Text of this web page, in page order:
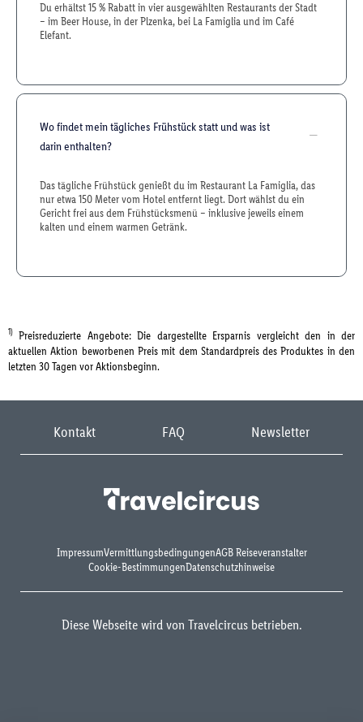
Du erhältst 15 % Rabatt in vier ausgewählten Restaurants der Stadt
– im Beer House, in der Plzenka, bei La Famiglia und im Café
Elefant.
Wo findet mein tägliches Frühstück statt und was ist
darin enthalten?
Das tägliche Frühstück genießt du im Restaurant La Famiglia, das
nur etwa 150 Meter vom Hotel entfernt liegt. Dort wählst du ein
Gericht frei aus dem Frühstücksmenü – inklusive jeweils einem
kalten und einem warmen Getränk.
1) Preisreduzierte Angebote: Die dargestellte Ersparnis vergleicht den in der
aktuellen Aktion beworbenen Preis mit dem Standardpreis des Produktes in den
letzten 30 Tagen vor Aktionsbeginn.
Kontakt FAQ Newsletter
ImpressumVermittlungsbedingungenAGB Reiseveranstalter
Cookie-BestimmungenDatenschutzhinweise
Diese Webseite wird von Travelcircus betrieben.